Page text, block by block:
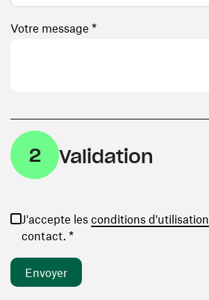
Votre message *
2 Validation
J'accepte les conditions d'utilisation
contact. *